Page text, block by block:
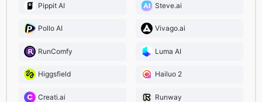
Pippit AI Steve.ai
Pollo AI Vivago.ai
RunComfy Luma AI
Higgsfield Hailuo 2
Creati.ai Runway